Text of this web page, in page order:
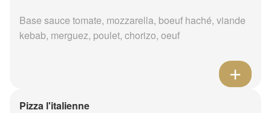
Base sauce tomate, mozzarella, boeuf haché, viande
kebab, merguez, poulet, chorizo, oeuf
Pizza l'italienne